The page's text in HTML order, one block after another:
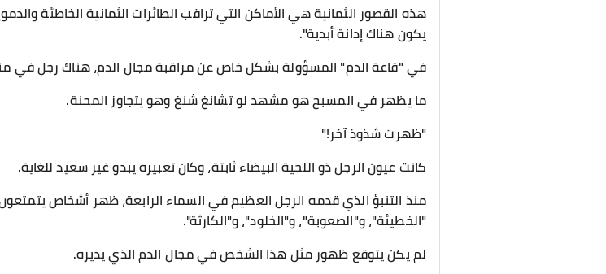
هذه القصور الثمانية هي الأماكن التي تراقب الطائرات الثمانية الخاطئة
يكون هناك إدانة أبدية".
في "قاعة الدم" المسؤولة بشكل خاص عن مراقبة مجال الدم، هناك رجل في
ما يظهر في المسبح هو مشهد لو تشانغ شنغ وهو يتجاوز المحنة.
"ظهرت شذوذ آخر!"
كانت عيون الرجل ذو اللحية البيضاء ثابتة، وكان تعبيره يبدو غير سعيد للغاية.
منذ التنبؤ الذي قدمه الرجل العظيم في السماء الرابعة، ظهر أشخاص يتمتعون
"الخطيئة"، و"الصعوبة"، و"الخلود"، و"الكارثة".
لم يكن يتوقع ظهور مثل هذا الشخص في مجال الدم الذي يديره.